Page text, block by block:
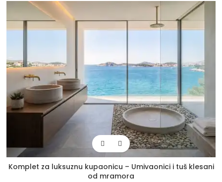
Komplet za luksuznu kupaonicu – Umivaonici i tuš klesani
od mramora